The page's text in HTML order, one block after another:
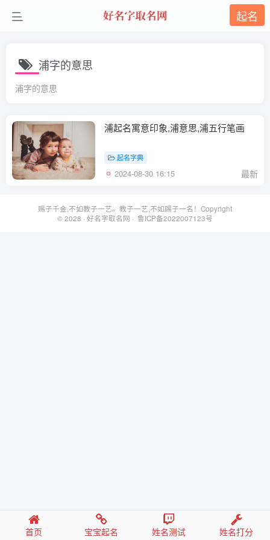
起名
浦字的意思
浦字的意思
浦起名寓意印象,浦意思,浦五行笔画
起名字典
2024-08-30 16:15 最新
赐子千金,不如教子一艺。教子一艺,不如赐子一名！Copyright
© 2028 · 好名字取名网 · 鲁ICP备2022007123号
首页 宝宝起名 姓名测试 姓名打分